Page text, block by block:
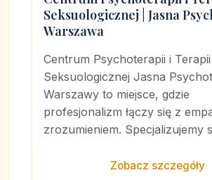
Seksuologicznej | Jasna
Warszawa
Centrum Psychoterapii i Terapii
Seksuologicznej Jasna
Warszawy to miejsce, gdzie
profesjonalizm łączy się z
zrozumieniem. Specjalizujemy
Zobacz szczegóły